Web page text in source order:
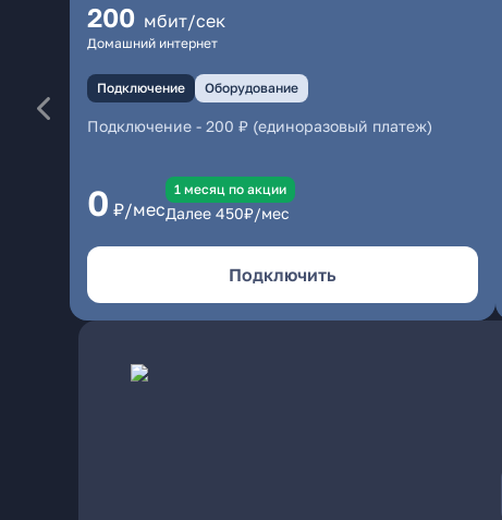
200 мбит/сек
Домашний интернет
Подключение Оборудование
Подключение - 200 ₽ (единоразовый платеж)
0 ₽/мес
1 месяц по акции
Далее 450₽/мес
Подключить